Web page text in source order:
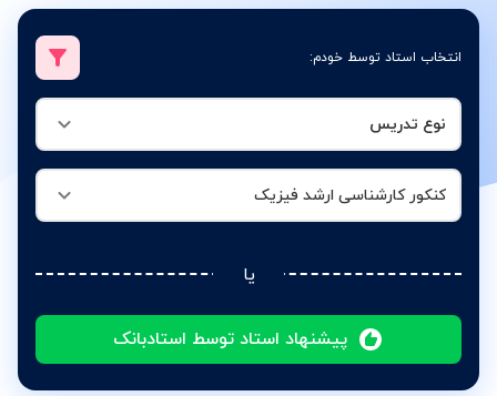
انتخاب استاد توسط خودم:
نوع تدریس
کنکور کارشناسی ارشد فیزیک
یا
پیشنهاد استاد توسط استادبانک